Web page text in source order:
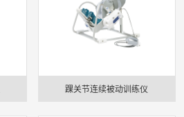
踝关节连续被动训练仪